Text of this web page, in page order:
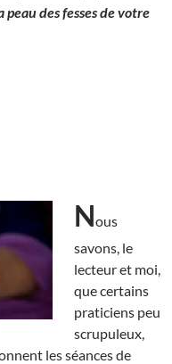
peau des fesses de votre
Nous
savons, le
lecteur et moi,
que certains
praticiens peu
scrupuleux,
les séances de